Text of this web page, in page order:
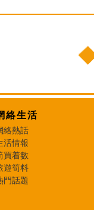
絡生活
絡熱話
活情報
買着數
遊筍料
門話題